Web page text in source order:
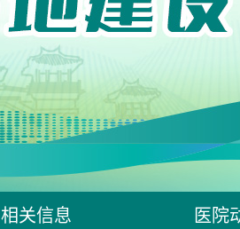
相关信息 医院